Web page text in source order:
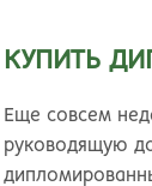
КУПИТЬ
Еще совсем
руководящую